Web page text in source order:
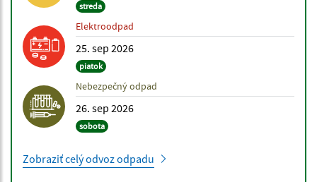
streda
Elektroodpad
25. sep 2026
piatok
Nebezpečný odpad
26. sep 2026
sobota
Zobraziť celý odvoz odpadu